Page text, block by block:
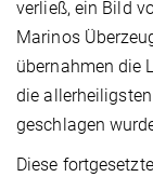
verließ, ein Bild
Marinos
übernahmen die
die
geschlagen
Diese